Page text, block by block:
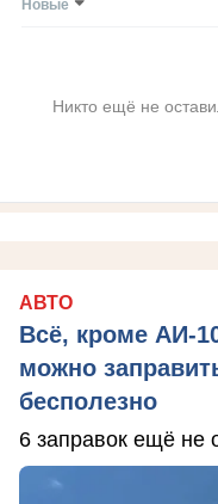
Никто ещё не
АВТО
Всё, кроме АИ-
можно
бесполезно
6 заправок ещё не